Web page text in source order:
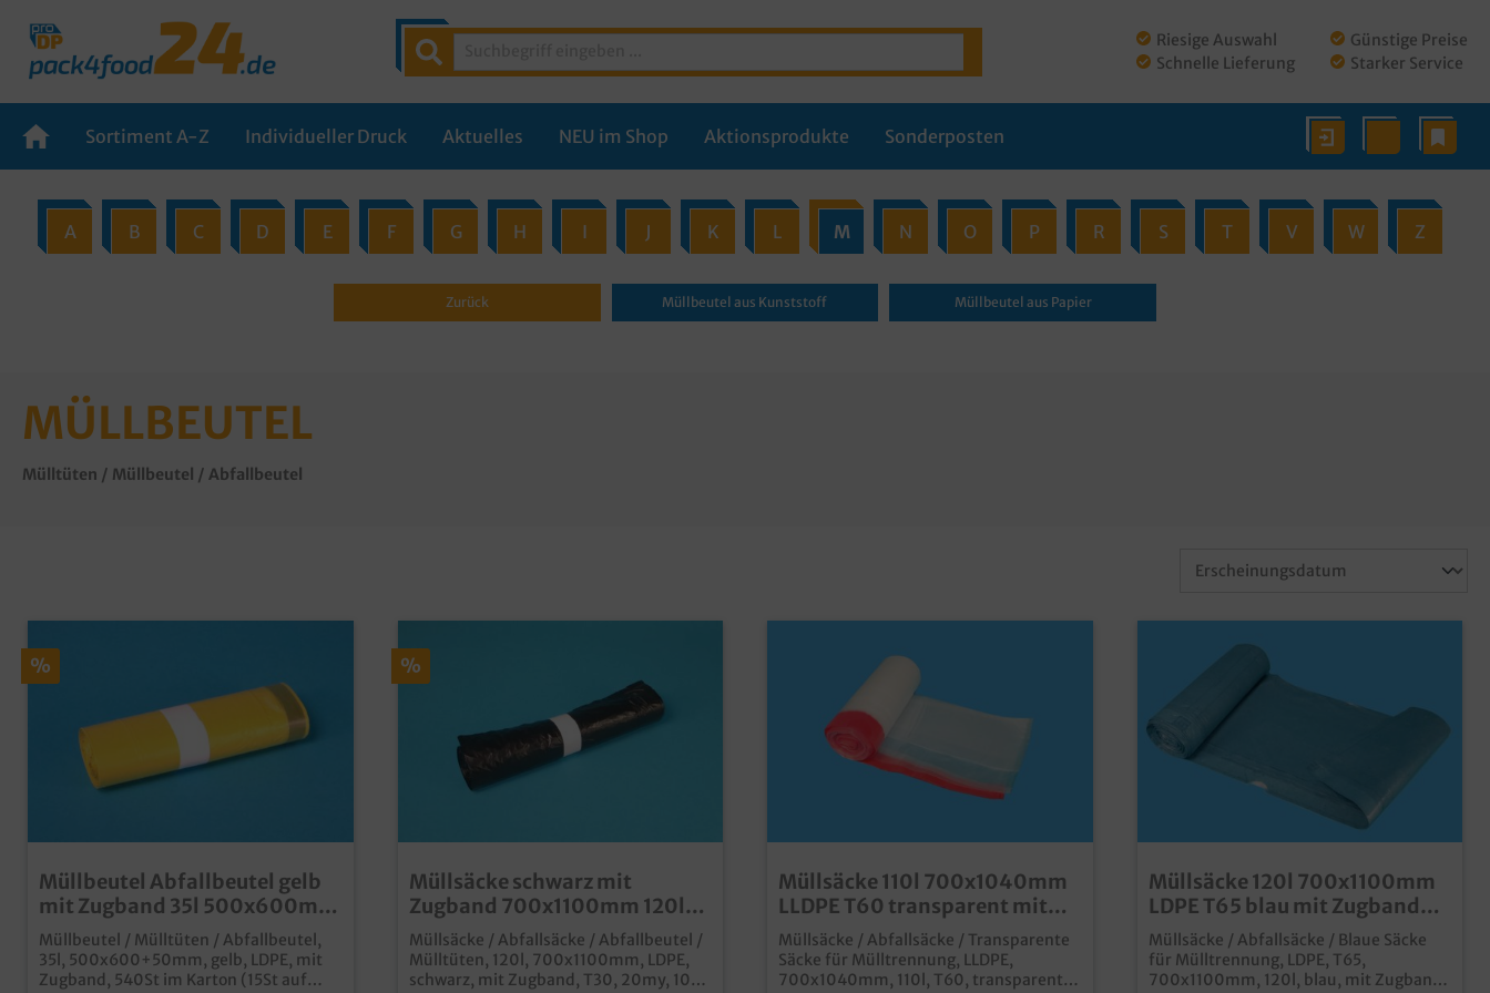
Riesige Auswahl
Schnelle Lieferung
Günstige Preise
Starker Service
Sortiment A-Z Individueller Druck Aktuelles NEU im Shop Aktionsprodukte Sonderposten
A B C D E F G H I J K L M N O P R S T V W Z
Zurück Müllbeutel aus Kunststoff Müllbeutel aus Papier
MÜLLBEUTEL
Mülltüten / Müllbeutel / Abfallbeutel
%
Müllbeutel Abfallbeutel gelb
mit Zugband 35l 500x600mm
T30 540St
Müllbeutel / Mülltüten / Abfallbeutel,
35l, 500x600+50mm, gelb, LDPE, mit
Zugband, 540St im Karton (15St auf
%
Müllsäcke schwarz mit
Zugband 700x1100mm 120l
T30 240St
Müllsäcke / Abfallsäcke / Abfallbeutel /
Mülltüten, 120l, 700x1100mm, LDPE,
schwarz, mit Zugband, T30, 20my, 10
Müllsäcke 110l 700x1040mm
LLDPE T60 transparent mit
Zugband 180St
Müllsäcke / Abfallsäcke / Transparente
Säcke für Mülltrennung, LLDPE,
700x1040mm, 110l, T60, transparent
Müllsäcke 120l 700x1100mm
LDPE T65 blau mit Zugband
250St
Müllsäcke / Abfallsäcke / Blaue Säcke
für Mülltrennung, LDPE, T65,
700x1100mm, 120l, blau, mit Zugband